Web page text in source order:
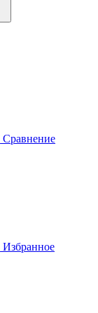
Сравнение
Избранное